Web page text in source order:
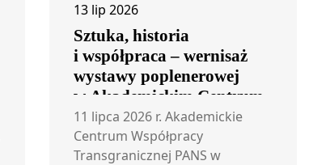
13 lip 2026
Sztuka, historia
i współpraca – wernisaż
wystawy poplenerowej
w Akademickim Centrum
Współpracy
Transgranicznej
11 lipca 2026 r. Akademickie
Centrum Współpracy
Transgranicznej PANS w